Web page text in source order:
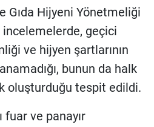
Gıda Hijyeni Yönetmeliği
incelemelerde, geçici
ve hijyen şartlarının
bunun da halk
oluşturduğu tespit edildi.
fuar ve panayır